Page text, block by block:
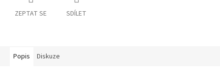
ZEPTAT SE SDÍLET
Popis Diskuze